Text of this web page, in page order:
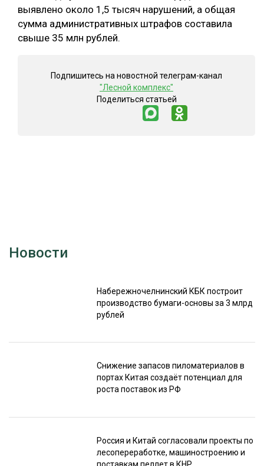
выявлено около 1,5 тысяч нарушений, а общая
сумма административных штрафов составила
свыше 35 млн рублей.
Подпишитесь на новостной телеграм-канал
"Лесной комплекс"
Поделиться статьей
Новости
Набережночелнинский КБК построит
производство бумаги-основы за 3 млрд
рублей
Снижение запасов пиломатериалов в
портах Китая создаёт потенциал для
роста поставок из РФ
Россия и Китай согласовали проекты по
лесопереработке, машиностроению и